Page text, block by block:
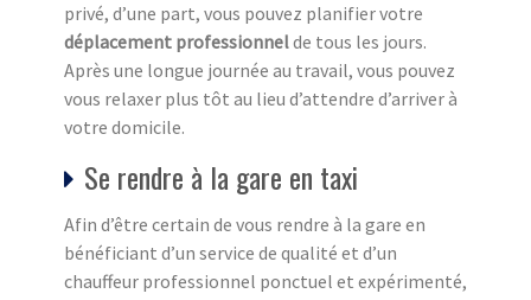
privé, d’une part, vous pouvez planifier votre
déplacement professionnelde tous les jours.
Après une longue journée au travail, vous pouvez
vous relaxer plus tôt au lieu d’attendre d’arriver à
votre domicile.
Se rendre à la gare en taxi
Afin d’être certain de vous rendre à la gare en
bénéficiant d’un service de qualité et d’un
chauffeur professionnel ponctuel et expérimenté,